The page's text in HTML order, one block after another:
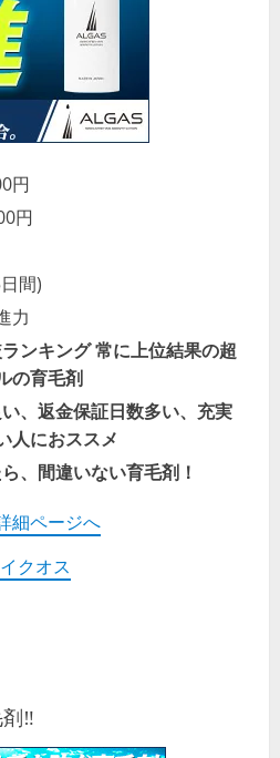
円
円
間)
力
ンキング 常に上位結果の超
の育毛剤
、返金保証日数多い、充実
人におススメ
、間違いない育毛剤！
細ページへ
クオス
‼